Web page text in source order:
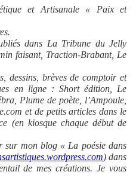
et Artisanale « Paix et
dans La Tribune du Jelly
faisant, Traction-Brabant, Le
dessins, brèves de comptoir et
en ligne : Short édition, Le
Plume de poète, l’Ampoule,
et de petits articles dans le
(en kiosque chaque début de
sur mon blog « La poésie dans
) dans
de mes créations. Je vous